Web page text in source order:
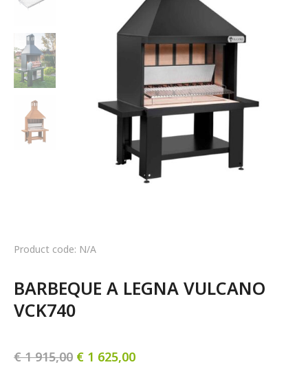
Product code: N/A
BARBEQUE A LEGNA VULCANO
VCK740
€1 915,00 € 1 625,00